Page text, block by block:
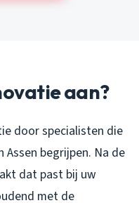
aan?
door specialisten die
Assen begrijpen. Na de
dat past bij uw
met de